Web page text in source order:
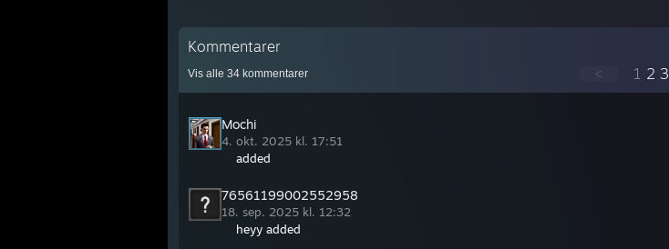
Kommentarer
Vis alle 34 kommentarer < 1 2 3
Mochi
4. okt. 2025 kl. 17:51
added
76561199002552958
18. sep. 2025 kl. 12:32
heyy added